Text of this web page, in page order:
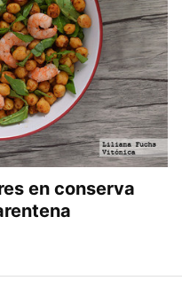
en conserva